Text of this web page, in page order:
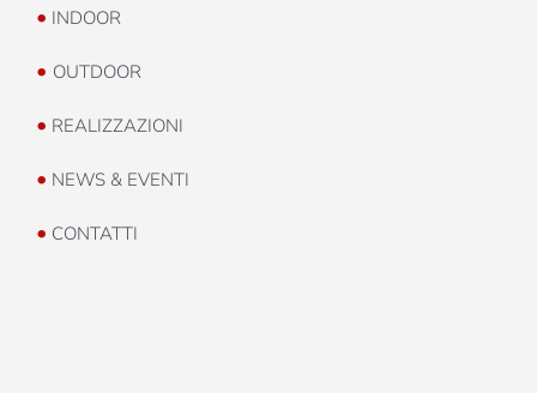
• INDOOR
• OUTDOOR
• REALIZZAZIONI
• NEWS & EVENTI
• CONTATTI